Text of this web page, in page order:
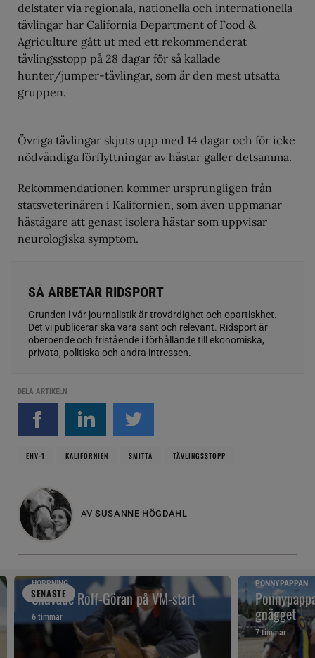
delstater via regionala, nationella och internationella
tävlingar har California Department of Food &
Agriculture gått ut med ett rekommenderat
tävlingsstopp på 28 dagar för så kallade
hunter/jumper-tävlingar, som är den mest utsatta
gruppen.
Övriga tävlingar skjuts upp med 14 dagar och för icke
nödvändiga förflyttningar av hästar gäller detsamma.
Rekommendationen kommer ursprungligen från
statsveterinären i Kalifornien, som även uppmanar
hästägare att genast isolera hästar som uppvisar
neurologiska symptom.
SÅ ARBETAR RIDSPORT
Grunden i vår journalistik är trovärdighet och opartiskhet.
Det vi publicerar ska vara sant och relevant. Ridsport är
oberoende och fristående i förhållande till ekonomiska,
privata, politiska och andra intressen.
DELA ARTIKELN
EHV-1 KALIFORNIEN SMITTA TÄVLINGSSTOPP
AV SUSANNE HÖGDAHL
SENASTE
HOPPNING
Snuvade Rolf-Göran på VM-start
6 timmar
PONNYPAPPAN
gnägget
7 timmar